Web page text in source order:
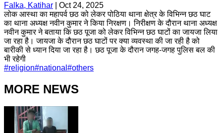
Falka, Katihar
Oct 24, 2025
लोक आस्था का महापर्व छठ को लेकर पोठिया थाना क्षेत्र के विभिन्न छठ घाट
का थाना अध्यक्ष नवीन कुमार ने किया निरक्षण। निरीक्षण के दौरान थाना अध्यक्ष
नवीन कुमार ने बताया कि छठ पूजा को लेकर विभिन्न छठ घाटों का जायजा लिया
जा रहा है। जायजा के दौरान छठ घाटों पर क्या व्यवस्था की जा रही है को
बारीकी से ध्यान दिया जा रहा है। छठ पूजा के दौरान जगह-जगह पुलिस बल की
भी रहेगी
#religion#national #others
MORE NEWS